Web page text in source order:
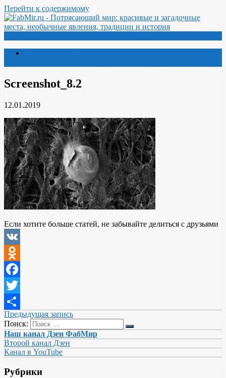
Перейти к содержимому
Screenshot_8.2
12.01.2019
Если хотите больше статей, не забывайте делиться с друзьями
VK
Odnoklassniki
Facebook
Twitter
Отправить
Предыдущая запись
Поиск:
Наш канал Дзен ФабМир
Второй канал Дзен
Канал в YouTube
Рубрики